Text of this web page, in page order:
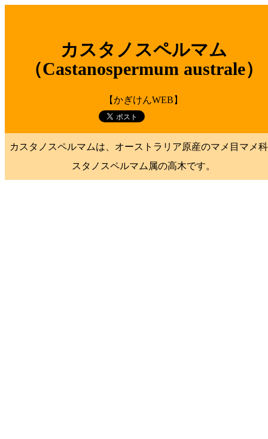
カスタノスペルマム
（Castanospermum australe）
【かぎけんWEB】
カスタノスペルマムは、オーストラリア原産のマメ目マメ
スタノスペルマム属の高木です。